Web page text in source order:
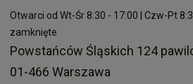
Otwarci od Wt-Śr 8:30 - 17:00 | Czw-Pt
zamknięte
Powstańców Śląskich 124
01-466 Warszawa